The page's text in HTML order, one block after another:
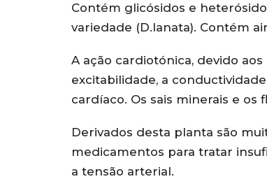
Contém glicósidos e
variedade (D.lanata). Contém
A ação cardiotónica, devido
excitabilidade, a
cardíaco. Os sais minerais e
Derivados desta planta são
medicamentos para tratar
a tensão arterial.